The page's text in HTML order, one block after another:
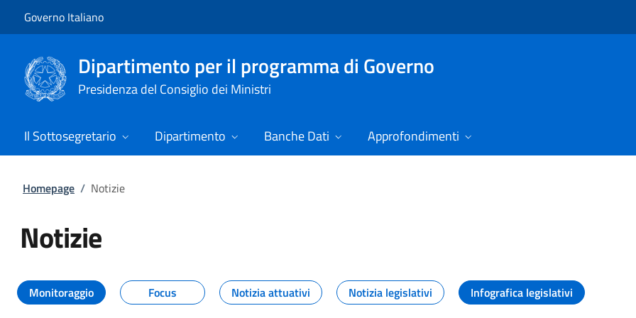
Governo Italiano
Dipartimento per il programma di Governo
Presidenza del Consiglio dei Ministri
Il Sottosegretario Dipartimento Banche Dati Approfondimenti
Homepage / Notizie
Notizie
Tutti i contenuti della pagina Notizie
Monitoraggio Focus Notizia attuativi Notizia legislativi Infografica legislativi